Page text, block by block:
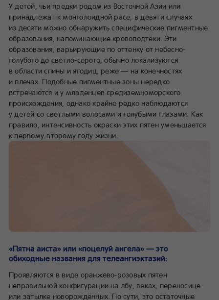
У детей, чьи предки родом из Восточной Азии или
принадлежат к монголоидной расе, в девяти случаях
из десяти можно обнаружить специфические пигментные
образования, напоминающие кровоподтёки. Эти
образования, варьирующие по оттенку от небесно-
голубого до светло-серого, обычно локализуются
в области спины и ягодиц, реже — на конечностях
и плечах. Подобные пигментные зоны нередко
встречаются и у младенцев средиземноморского
происхождения, однако крайне редко наблюдаются
у детей со светлыми волосами и голубыми глазами. Как
правило, интенсивность окраски этих пятен уменьшается
к первому-второму году жизни.
«Пятна аиста» или «поцелуй ангела» — это
обиходные названия для телеангиэктазий:
Проявляются в виде оранжево‑розовых пятен
неправильной конфигурации на лбу, веках, переносице
или затылке новорождённых. По сути, это остаточные